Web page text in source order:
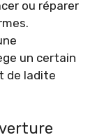
ou réparer
un certain
de ladite